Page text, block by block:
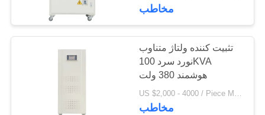
کنترل سروو تثبیت
کننده ولتاژ
37
مخاطب
تثبیت کننده ولتاژ متناوب
نورد سرد 100KVA
هوشمند 380 ولت
US $2,000 - 4000 / Piece MOQ:1
مخاطب